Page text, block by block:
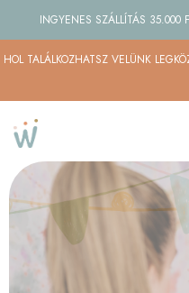
INGYENES SZÁLLÍTÁS 35.000
HOL TALÁLKOZHATSZ VELÜNK